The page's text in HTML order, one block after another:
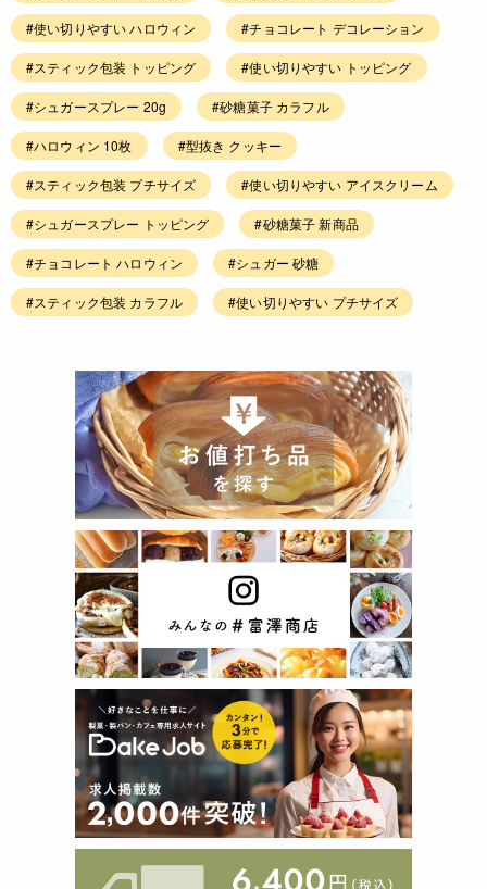
#使い切りやすい ハロウィン #チョコレート デコレーション
#スティック包装 トッピング #使い切りやすい トッピング
#シュガースプレー 20g #砂糖菓子 カラフル
#ハロウィン 10枚 #型抜き クッキー
#スティック包装 プチサイズ #使い切りやすい アイスクリーム
#シュガースプレー トッピング #砂糖菓子 新商品
#チョコレート ハロウィン #シュガー 砂糖
#スティック包装 カラフル #使い切りやすい プチサイズ